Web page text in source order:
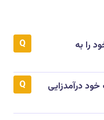
را به
درآمدزایی